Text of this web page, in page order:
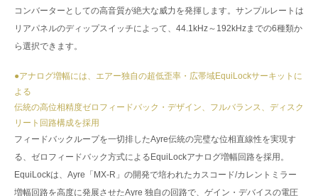
コンバーターとしての高音質が絶大な威力を発揮します。サンプルレートは
リアパネルのディップスイッチによって、44.1kHz～192kHzまでの6種類か
ら選択できます。
●アナログ増幅には、エアー独自の超低歪率・広帯域EquiLockサーキットに
よる
伝統の高位相精度ゼロフィードバック・デザイン、フルバランス、ディスク
リート回路構成を採用
フィードバックループを一切排したAyre伝統の完璧な位相直線性を実現す
る、ゼロフィードバック方式によるEquiLockアナログ増幅回路を採用。
EquiLockは、Ayre「MX-R」の開発で培われたカスコード/カレントミラー
増幅回路を高度に発展させたAyre 独自の回路で、ゲイン・デバイスの電圧